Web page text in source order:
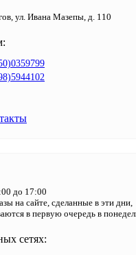
ул. Ивана Мазепы, д. 110
до 17:00
на сайте, сделанные в эти дни,
в первую очередь в
сетях: